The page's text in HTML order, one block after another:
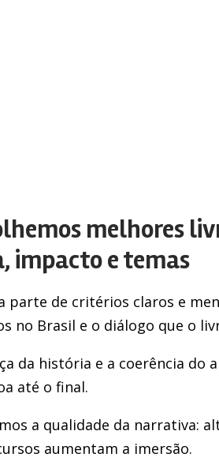
melhores
impacto e temas
parte de critérios claros e
no Brasil e o diálogo que o
da história e a coerência do
até o final.
a qualidade da narrativa:
aumentam a imersão.